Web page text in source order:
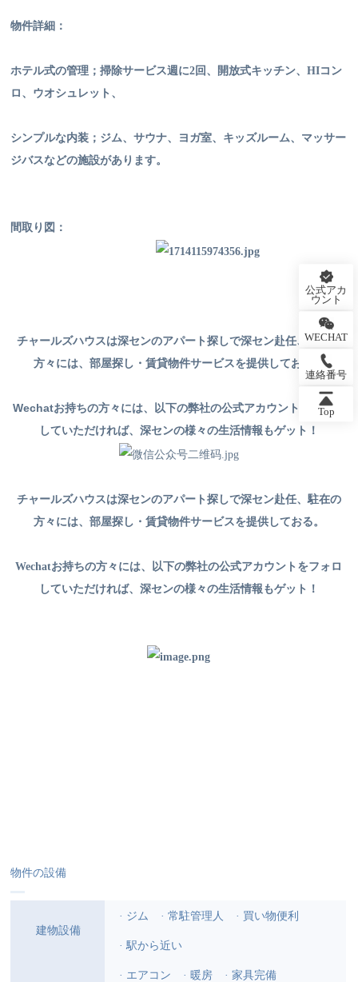
物件詳細：
ホテル式の管理；掃除サービス週に2回、開放式キッチン、HIコン
ロ、ウオシュレット、
シンプルな内装；ジム、サウナ、ヨガ室、キッズルーム、マッサー
ジバスなどの施設があります。
間取り図：
チャールズハウスは深センのアパート探しで深セン赴任、駐在の
方々には、部屋探し・賃貸物件サービスを提供しておる。
Wechatお持ちの方々には、以下の弊社の公式アカウントをフォロ
していただければ、深センの様々の生活情報もゲット！
チャールズハウスは深センのアパート探しで深セン赴任、駐在の
方々には、部屋探し・賃貸物件サービスを提供しておる。
Wechatお持ちの方々には、以下の弊社の公式アカウントをフォロ
していただければ、深センの様々の生活情報もゲット！
物件の設備
建物設備
· ジム · 常駐管理人 · 買い物便利
· 駅から近い
· エアコン · 暖房 · 家具完備
公式アカ
ウント
WECHAT
連絡番号
Top